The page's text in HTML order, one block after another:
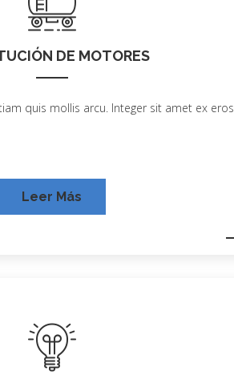
DE MOTORES
quis mollis arcu. Integer sit amet ex eros
Leer Más